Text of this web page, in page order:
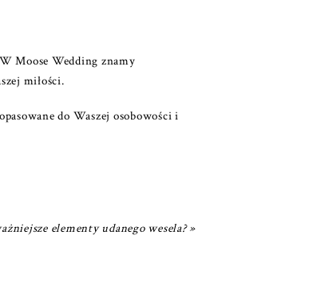
W Moose Wedding znamy
miłości.
do Waszej osobowości i
elementy udanego wesela? »